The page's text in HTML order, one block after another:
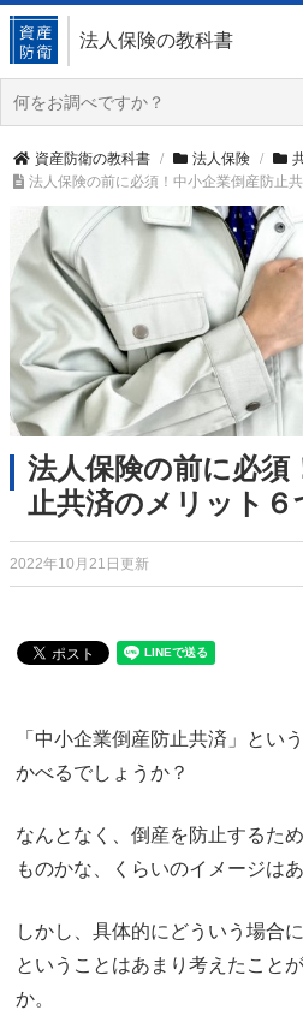
法人保険の教科書
資産防衛の教科書 法人保険
法人保険の前に必須！中小企業倒産防止
法人保険の前に必須
止共済のメリット６
2022年10月21日更新
「中小企業倒産防止共済」とい
かべるでしょうか？
なんとなく、倒産を防止するた
ものかな、くらいのイメージは
しかし、具体的にどういう場合
ということはあまり考えたこと
か。